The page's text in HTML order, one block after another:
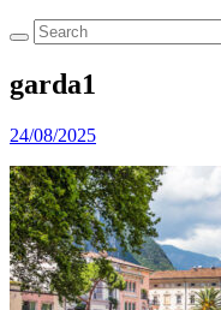
garda1
24/08/2025